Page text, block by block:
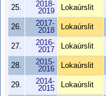
25.
2018-
2019
Lokaúrslit
26.
2017-
2018
Lokaúrslit
27.
2016-
2017
Lokaúrslit
28.
2015-
2016
Lokaúrslit
29.
2014-
2015
Lokaúrslit